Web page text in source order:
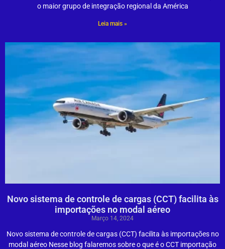
o maior grupo de integração regional da América
Leia mais »
Novo sistema de controle de cargas (CCT) facilita às
importações no modal aéreo
Março 14, 2024
Novo sistema de controle de cargas (CCT) facilita às importações no
modal aéreo Nesse blog falaremos sobre o que é o CCT importação